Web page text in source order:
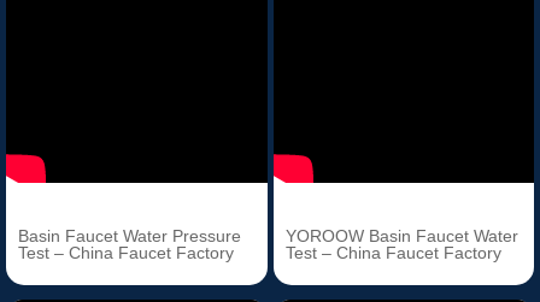
Basin Faucet Water Pressure
Test – China Faucet Factory
YOROOW Basin Faucet Water
Test – China Faucet Factory